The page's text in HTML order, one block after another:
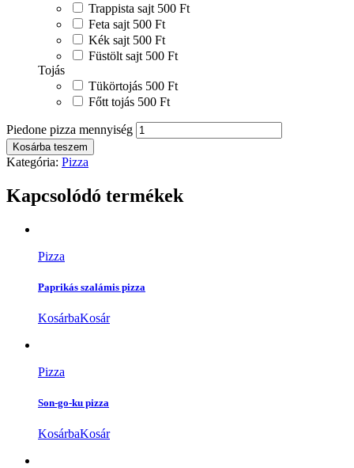
Trappista sajt 500 Ft
Feta sajt 500 Ft
Kék sajt 500 Ft
Füstölt sajt 500 Ft
Tojás
Tükörtojás 500 Ft
Főtt tojás 500 Ft
Piedone pizza mennyiség
Kosárba teszem
Kategória: Pizza
Kapcsolódó termékek
Pizza
Paprikás szalámis pizza
KosárbaKosár
Pizza
Son-go-ku pizza
KosárbaKosár